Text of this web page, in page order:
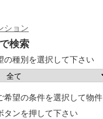
ション
検索
の種別を選択して下さい
希望の条件を選択して物件
タンを押して下さい